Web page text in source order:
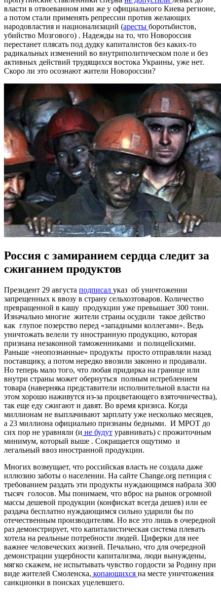
власти в отвоеванном ими же у официального Киева регионе,
а потом стали применять репрессии против желающих
народовластия и национализаций (аресты боротьбистов,
убийство Мозгового) . Надежды на то, что Новороссия
перестанет плясать под дудку капиталистов без каких-то
радикальных изменений во внутриполитическом поле и без
активных действий трудящихся востока Украины, уже нет.
Скоро ли это осознают жители Новороссии?
Россия с замиранием сердца следит за
сжиганием продуктов
Президент 29 августа подписал указ об уничтожении
запрещенных к ввозу в страну сельхозтоваров. Количество
превращенной в кашу продукции уже превышает 300 тонн.
Изначально многие жители страны осудили такое действо
как глупое позерство перед «западными коллегами». Ведь
уничтожать велели ту иностранную продукцию, которая
признана незаконной таможенниками и полицейскими.
Раньше «неопознанные» продукты просто отправляли назад
поставщику, а потом нередко ввозили законно и продавали.
Но теперь мало того, что любая придирка на границе или
внутри страны может обернуться полным истреблением
товара (наверняка представители исполнительной власти на
этом хорошо наживутся из-за процветающего взяточничества),
так еще еду сжигают и давят. Во время кризиса. Когда
миллионам не выплачивают зарплату уже несколько месяцев,
а 23 миллиона официально признаны бедными. И МРОТ до
сих пор не уравняли (и не будут уравнивать) с прожиточным
минимум, который выше . Сокращается ощутимо и
легальный ввоз иностранной продукции.
Многих возмущает, что российская власть не создала даже
иллюзию заботы о населении. На сайте Change.org петиция с
требованием раздать эти продукты нуждающимся набрала 300
тысяч голосов. Мы понимаем, что вброс на рынок огромной
массы дешевой продукции (конфискат всегда дешев) или ее
раздача бесплатно нуждающимся сильно ударили бы по
отечественным производителям. Но все это лишь в очередной
раз демонстрирует, что капиталистическая система плевать
хотела на реальные потребности людей. Циферки для нее
важнее человеческих жизней. Печально, что для очередной
демонстрации ущербности капитализма, люди вынуждены,
мягко скажем, не испытывать чувство гордости за Родину при
виде жителей Смоленска, копающихся на месте уничтожения
санкционки в поисках уцелевшего.